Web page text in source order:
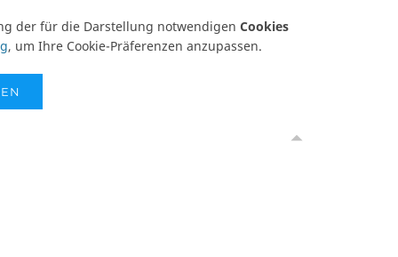
der für die Darstellung notwendigen Cookies
, um Ihre Cookie-Präferenzen anzupassen.